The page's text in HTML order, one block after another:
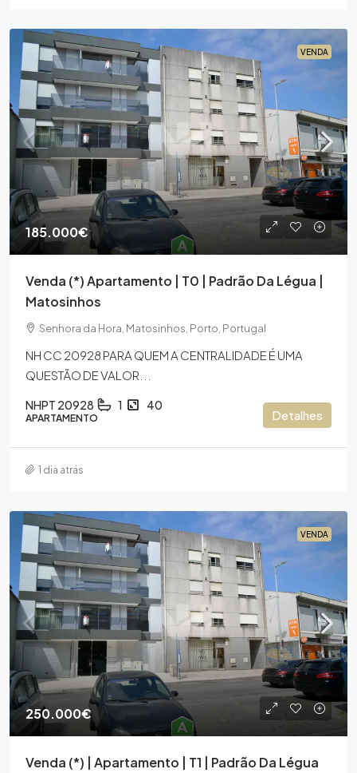
VENDA
185.000€
Venda (*) Apartamento | T0 | Padrão Da Légua |
Matosinhos
Senhora da Hora, Matosinhos, Porto, Portugal
NH CC 20928 PARA QUEM A CENTRALIDADE É UMA
QUESTÃO DE VALOR...
NHPT 20928 1 40
APARTAMENTO Detalhes
1 dia atrás
VENDA
250.000€
Venda (*) | Apartamento | T1 | Padrão Da Légua